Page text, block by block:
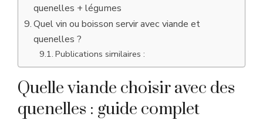
quenelles + légumes
Quel vin ou boisson servir avec viande et
quenelles ?
Publications similaires :
Quelle viande choisir avec des
quenelles : guide complet